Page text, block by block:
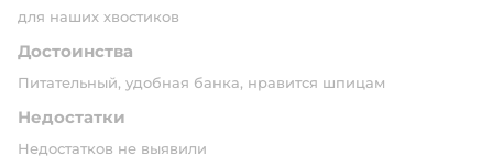
для наших хвостиков
Достоинства
Питательный, удобная банка, нравится шпицам
Недостатки
Недостатков не выявили